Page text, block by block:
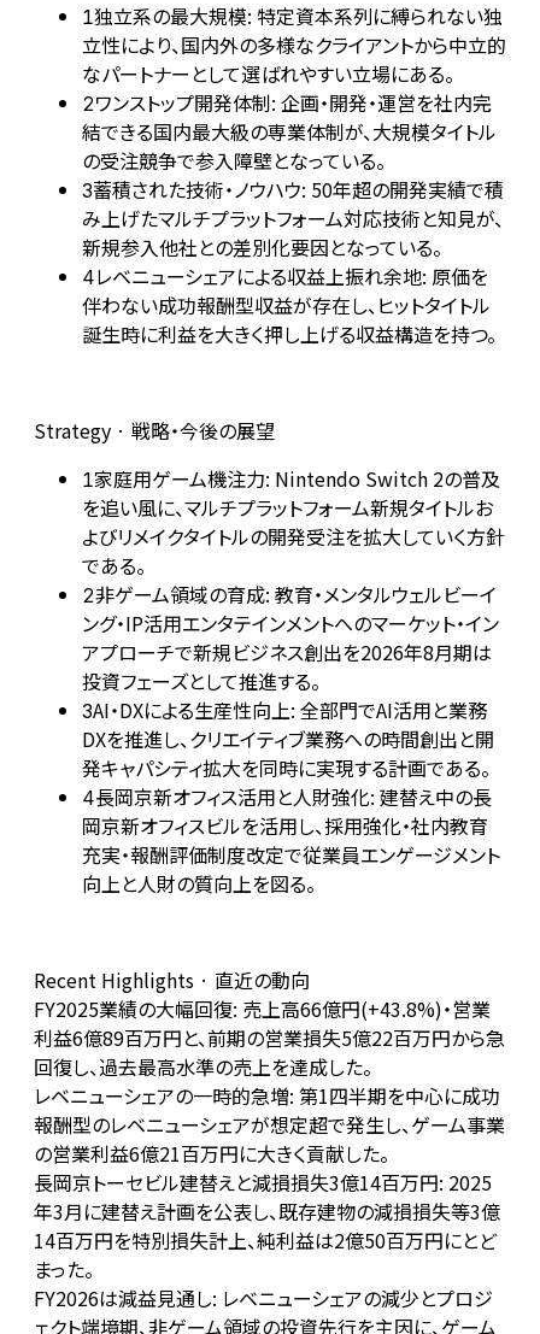
1独立系の最大規模: 特定資本系列に縛られない独
立性により、国内外の多様なクライアントから中立的
なパートナーとして選ばれやすい立場にある。
2ワンストップ開発体制: 企画・開発・運営を社内完
結できる国内最大級の専業体制が、大規模タイトル
の受注競争で参入障壁となっている。
3蓄積された技術・ノウハウ: 50年超の開発実績で積
み上げたマルチプラットフォーム対応技術と知見が、
新規参入他社との差別化要因となっている。
4レベニューシェアによる収益上振れ余地: 原価を
伴わない成功報酬型収益が存在し、ヒットタイトル
誕生時に利益を大きく押し上げる収益構造を持つ。
Strategy · 戦略・今後の展望
1家庭用ゲーム機注力: Nintendo Switch 2の普及
を追い風に、マルチプラットフォーム新規タイトルお
よびリメイクタイトルの開発受注を拡大していく方針
である。
2非ゲーム領域の育成: 教育・メンタルウェルビーイ
ング・IP活用エンタテインメントへのマーケット・イン
アプローチで新規ビジネス創出を2026年8月期は
投資フェーズとして推進する。
3AI・DXによる生産性向上: 全部門でAI活用と業務
DXを推進し、クリエイティブ業務への時間創出と開
発キャパシティ拡大を同時に実現する計画である。
4長岡京新オフィス活用と人財強化: 建替え中の長
岡京新オフィスビルを活用し、採用強化・社内教育
充実・報酬評価制度改定で従業員エンゲージメント
向上と人財の質向上を図る。
Recent Highlights · 直近の動向
FY2025業績の大幅回復: 売上高66億円(+43.8%)・営業
利益6億89百万円と、前期の営業損失5億22百万円から急
回復し、過去最高水準の売上を達成した。
レベニューシェアの一時的急増: 第1四半期を中心に成功
報酬型のレベニューシェアが想定超で発生し、ゲーム事業
の営業利益6億21百万円に大きく貢献した。
長岡京トーセビル建替えと減損損失3億14百万円: 2025
年3月に建替え計画を公表し、既存建物の減損損失等3億
14百万円を特別損失計上、純利益は2億50百万円にとど
まった。
FY2026は減益見通し: レベニューシェアの減少とプロジ
ェクト端境期、非ゲーム領域の投資先行を主因に、ゲーム